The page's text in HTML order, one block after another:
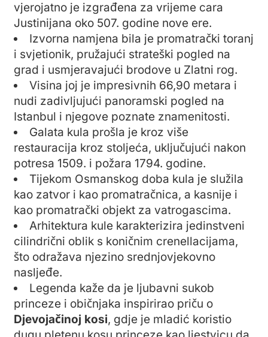
vjerojatno je izgrađena za vrijeme cara
Justinijana oko 507. godine nove ere.
Izvorna namjena bila je promatrački toranj
i svjetionik, pružajući strateški pogled na
grad i usmjeravajući brodove u Zlatni rog.
Visina joj je impresivnih 66,90 metara i
nudi zadivljujući panoramski pogled na
Istanbul i njegove poznate znamenitosti.
Galata kula prošla je kroz više
restauracija kroz stoljeća, uključujući nakon
potresa 1509. i požara 1794. godine.
Tijekom Osmanskog doba kula je služila
kao zatvor i kao promatračnica, a kasnije i
kao promatrački objekt za vatrogascima.
Arhitektura kule karakterizira jedinstveni
cilindrični oblik s koničnim crenellacijama,
što odražava njezino srednjovjekovno
nasljeđe.
Legenda kaže da je ljubavni sukob
princeze i običnjaka inspirirao priču o
Djevojačinoj kosi, gdje je mladić koristio